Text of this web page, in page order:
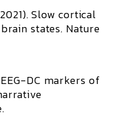
Slow cortical
states. Nature
EEG-DC markers of